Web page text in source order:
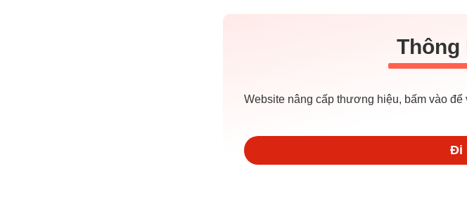
Thông
Website nâng cấp thương hiệu, bấm vào để
Đi